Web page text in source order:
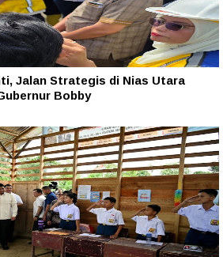
Jalan Strategis di Nias Utara
Bobby